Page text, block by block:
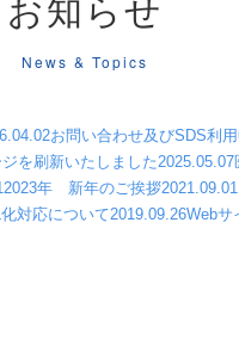
お知らせ
News & Topics
お問い合わせ及びSDS利
を刷新いたしました2025.05.07
2023年 新年のご挨拶2021.09.01
対応について2019.09.26Webサ